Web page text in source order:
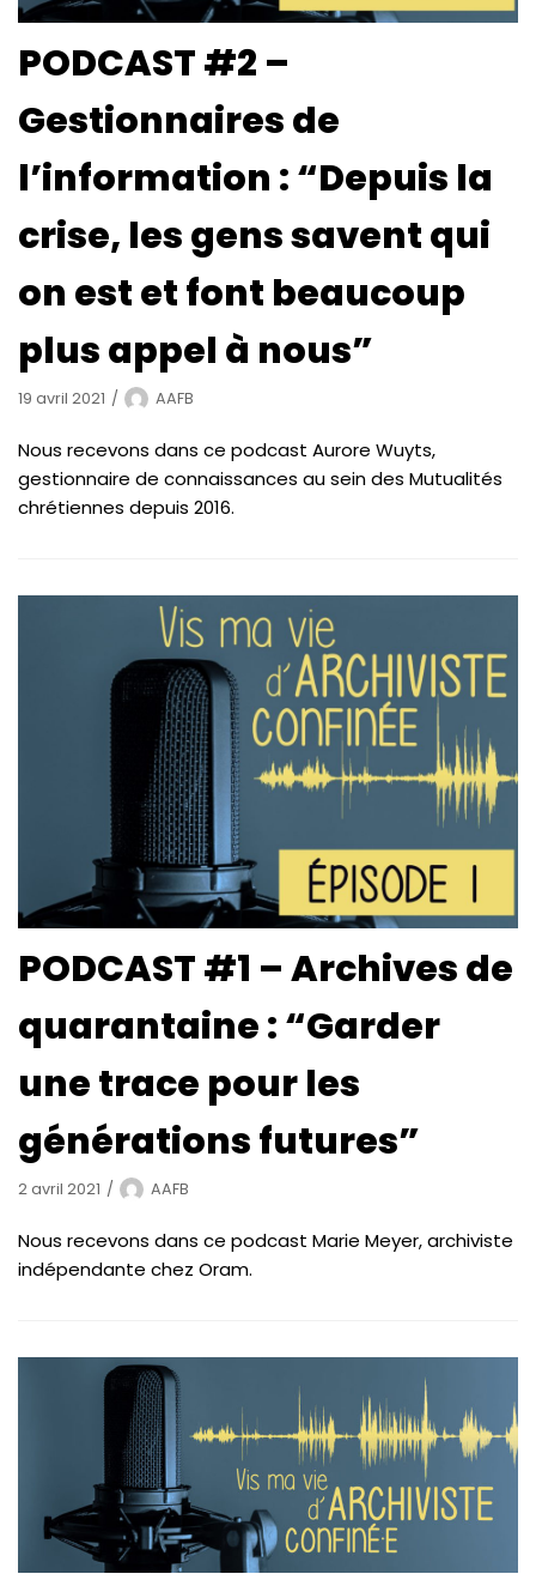
PODCAST #2 –
Gestionnaires de
l’information : “Depuis la
crise, les gens savent qui
on est et font beaucoup
plus appel à nous”
19 avril 2021 AAFB
Nous recevons dans ce podcast Aurore Wuyts,
gestionnaire de connaissances au sein des Mutualités
chrétiennes depuis 2016.
PODCAST #1 – Archives de
quarantaine : “Garder
une trace pour les
générations futures”
2 avril 2021 AAFB
Nous recevons dans ce podcast Marie Meyer, archiviste
indépendante chez Oram.